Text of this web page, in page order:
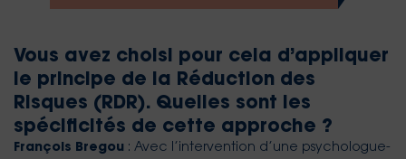
Vous avez choisi pour cela d’appliquer
le principe de la Réduction des
Risques (RDR). Quelles sont les
spécificités de cette approche ?
François Bregou : Avec l’intervention d’une psychologue-